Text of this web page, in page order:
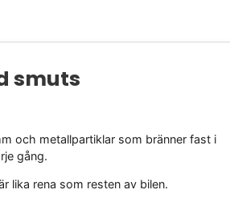
smuts
och metallpartiklar som bränner fast i
gång.
lika rena som resten av bilen.